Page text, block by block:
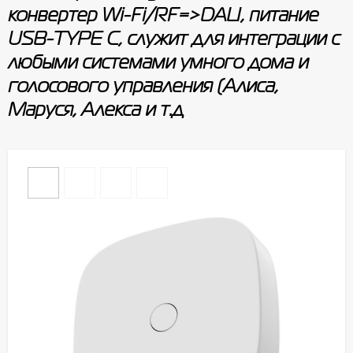
конвертер Wi-Fi/RF=>DALI, питание
USB-TYPE C, служит для интеграции с
любыми системами умного дома и
голосового управления (Алиса,
Маруся, Алекса и т.д